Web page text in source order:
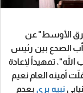
الأوسط" عن
الصدع بين رئيس
تمهيداً لإعادة
أمينه العام نعيم
نبيه بري بعدم